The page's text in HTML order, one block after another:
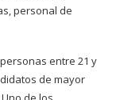
personal de
entre 21 y
de mayor